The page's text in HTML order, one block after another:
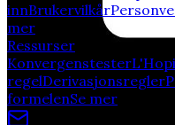
innBrukervilkår
mer
Ressurser
Konvergenstester
regelDerivasjonsregler
formelenSe mer